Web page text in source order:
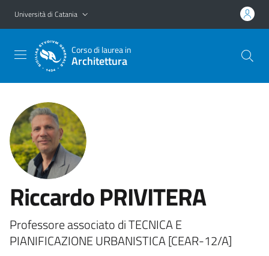
Vai al contenuto principale
Vai al menu di navigazione
Università di Catania
Corso di laurea in
Architettura
Riccardo PRIVITERA
Professore associato di TECNICA E
PIANIFICAZIONE URBANISTICA [CEAR-12/A]